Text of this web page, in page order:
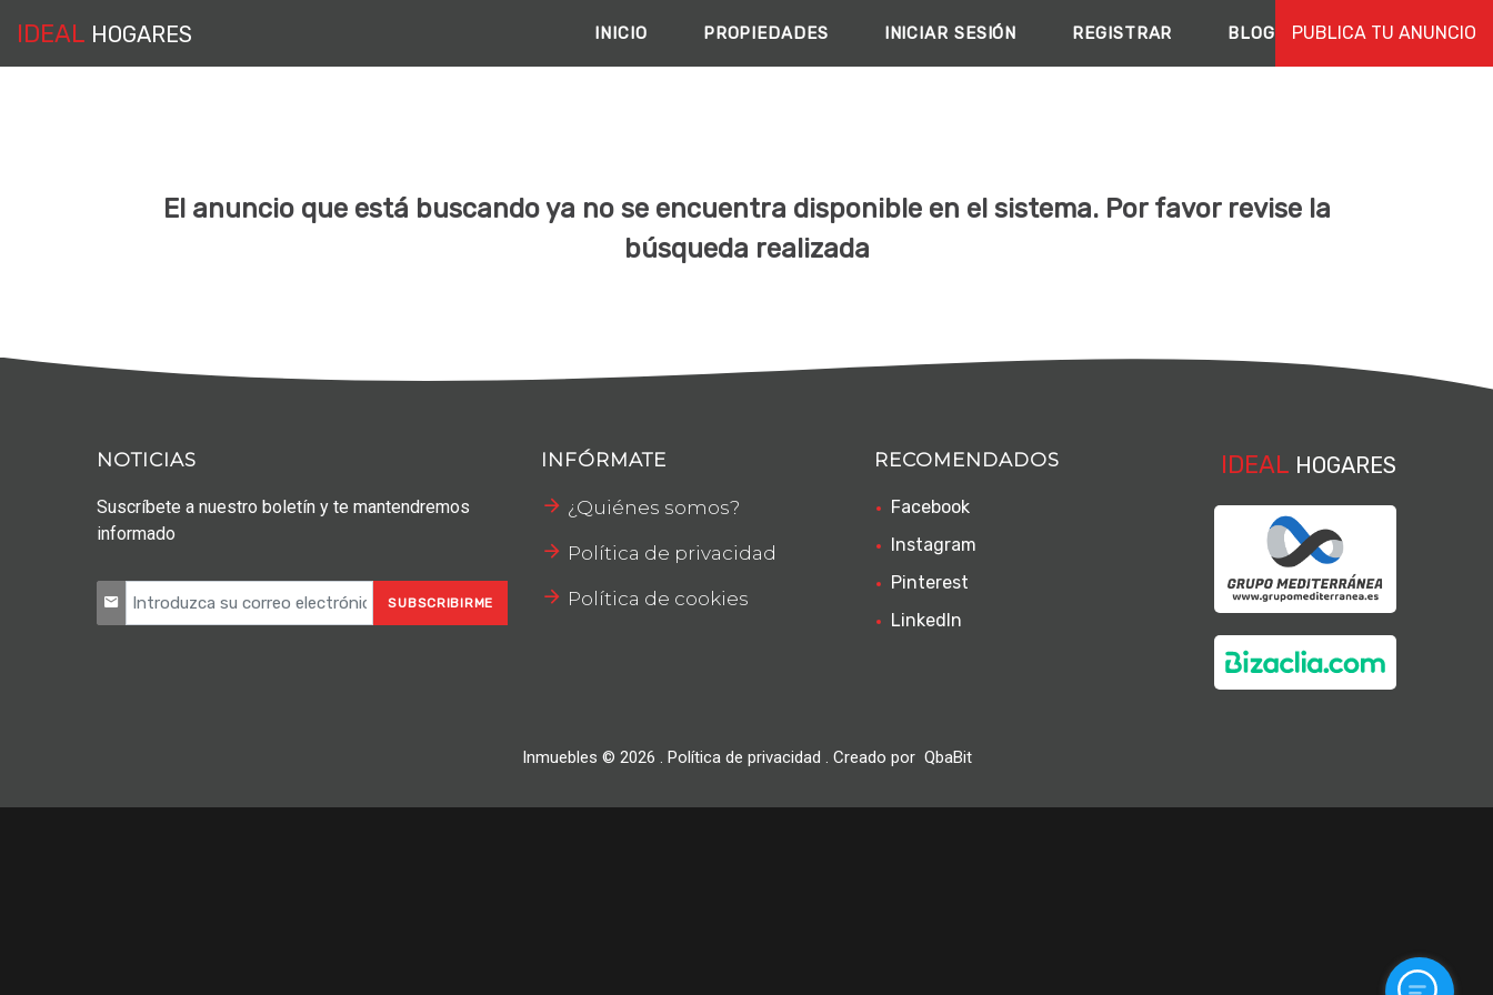
IDEAL HOGARES INICIO PROPIEDADES INICIAR SESIÓN REGISTRAR BLOG PUBLICA TU ANUNCIO
El anuncio que está buscando ya no se encuentra disponible en el sistema. Por favor revise la
búsqueda realizada
NOTICIAS
Suscríbete a nuestro boletín y te mantendremos
informado
SUBSCRIBIRME
INFÓRMATE
¿Quiénes somos?
Política de privacidad
Política de cookies
RECOMENDADOS
Facebook
Instagram
Pinterest
LinkedIn
IDEAL HOGARES
Inmuebles © 2026 . Política de privacidad . Creado por QbaBit